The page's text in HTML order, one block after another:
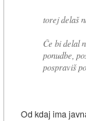
torej delaš
Če bi delal
ponudbe,
pospraviš
Od kdaj ima